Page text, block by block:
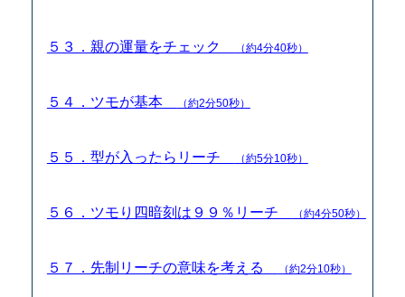
５３．親の運量をチェック （約4分40秒）
５４．ツモが基本 （約2分50秒）
５５．型が入ったらリーチ （約5分10秒）
５６．ツモり四暗刻は９９％リーチ （約4分50秒）
５７．先制リーチの意味を考える （約2分10秒）